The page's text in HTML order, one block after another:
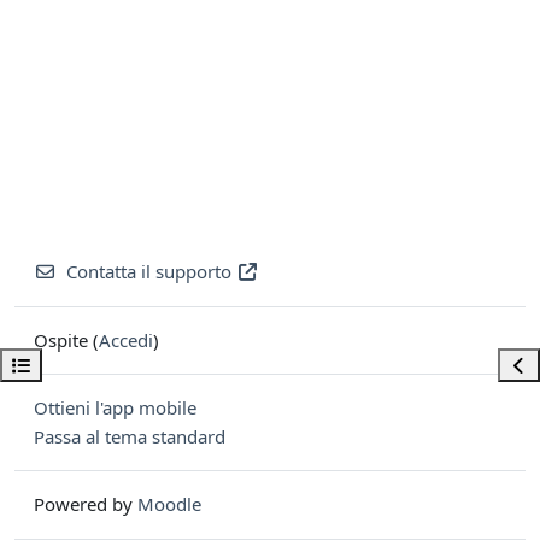
Apri indice del corso
Contatta il supporto
Ospite (Accedi)
Ottieni l'app mobile
Passa al tema standard
Powered by Moodle